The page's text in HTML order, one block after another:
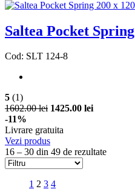
Saltea Pocket Spring
Cod: SLT 124-8
5 (1)
1602.00 lei 1425.00 lei
-11%
Livrare gratuita
Vezi produs
16 – 30 din 49 de rezultate
1 2 3 4